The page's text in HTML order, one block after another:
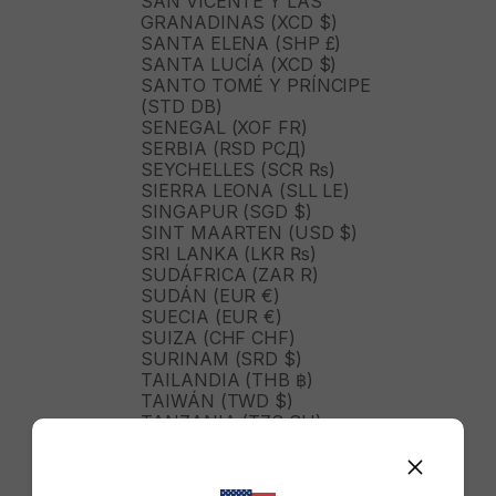
GRANADINAS (XCD $)
SANTA ELENA (SHP £)
SANTA LUCÍA (XCD $)
SANTO TOMÉ Y PRÍNCIPE
(STD DB)
SENEGAL (XOF FR)
SERBIA (RSD РСД)
SEYCHELLES (SCR ₨)
SIERRA LEONA (SLL LE)
SINGAPUR (SGD $)
SINT MAARTEN (USD $)
SRI LANKA (LKR ₨)
SUDÁFRICA (ZAR R)
SUDÁN (EUR €)
SUECIA (EUR €)
SUIZA (CHF CHF)
SURINAM (SRD $)
TAILANDIA (THB ฿)
TAIWÁN (TWD $)
TANZANIA (TZS SH)
TONGA (TOP T$)